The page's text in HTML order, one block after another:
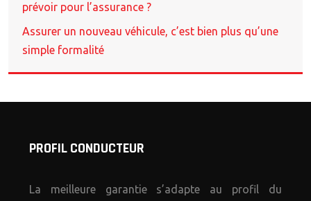
prévoir pour l’assurance ?
Assurer un nouveau véhicule, c’est bien plus qu’une
simple formalité
PROFIL CONDUCTEUR
La meilleure garantie s’adapte au profil du